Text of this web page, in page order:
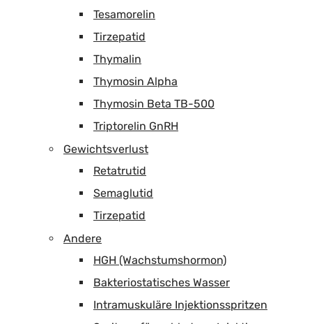
Tesamorelin
Tirzepatid
Thymalin
Thymosin Alpha
Thymosin Beta TB-500
Triptorelin GnRH
Gewichtsverlust
Retatrutid
Semaglutid
Tirzepatid
Andere
HGH (Wachstumshormon)
Bakteriostatisches Wasser
Intramuskuläre Injektionsspritzen